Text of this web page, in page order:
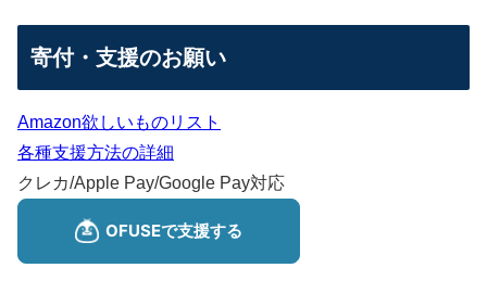
寄付・支援のお願い
Amazon欲しいものリスト
各種支援方法の詳細
クレカ/Apple Pay/Google Pay対応